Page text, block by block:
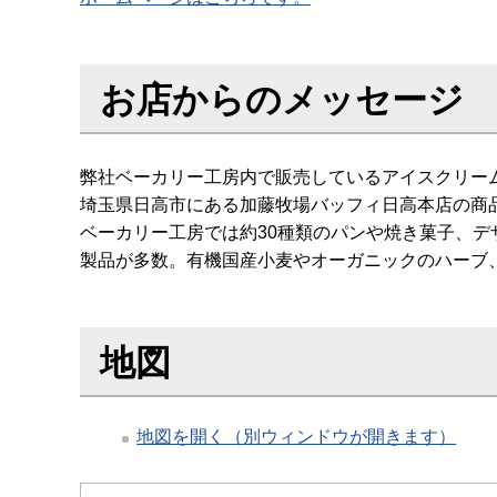
お店からのメッセージ
弊社ベーカリー工房内で販売しているアイスクリ
埼玉県日高市にある加藤牧場バッフィ日高本店の商
ベーカリー工房では約30種類のパンや焼き菓子、
製品が多数。有機国産小麦やオーガニックのハー
地図
地図を開く（別ウィンドウが開きます）